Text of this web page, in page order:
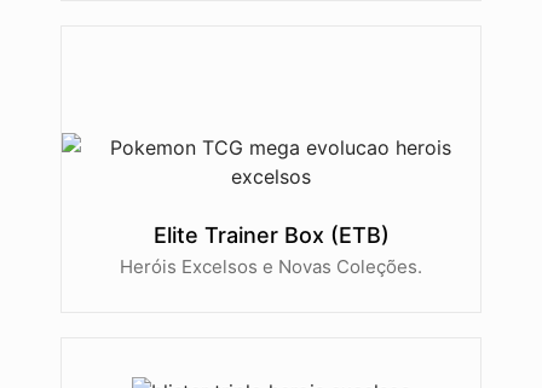
Elite Trainer Box (ETB)
Heróis Excelsos e Novas Coleções.